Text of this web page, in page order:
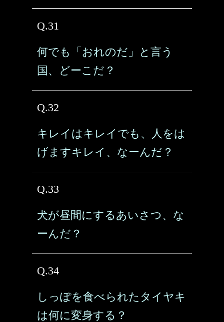
Q.31
何でも「おれのだ」と言う
国、どーこだ？
Q.32
キレイはキレイでも、人をは
げますキレイ、なーんだ？
Q.33
犬が昼間にするあいさつ、な
ーんだ？
Q.34
しっぽを食べられたタイヤキ
は何に変身する？